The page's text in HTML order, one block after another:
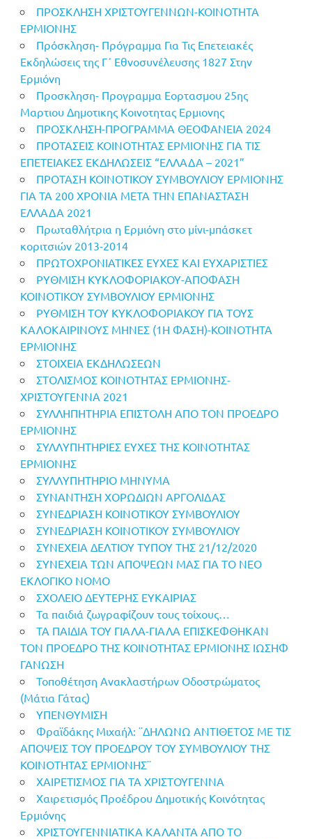
ΠΡΟΣΚΛΗΣΗ ΧΡΙΣΤΟΥΓΕΝΝΩΝ-ΚΟΙΝΟΤΗΤΑ
ΕΡΜΙΟΝΗΣ
Πρόσκληση- Πρόγραμμα Για Τις Επετειακές
Εκδηλώσεις της Γ΄ Εθνοσυνέλευσης 1827 Στην
Ερμιόνη
Προσκληση- Προγραμμα Εορτασμου 25ης
Μαρτιου Δημοτικης Κοινοτητας Ερμιονης
ΠΡΟΣΚΛΗΣΗ-ΠΡΟΓΡΑΜΜΑ ΘΕΟΦΑΝΕΙΑ 2024
ΠΡΟΤΑΣΕΙΣ ΚΟΙΝΟΤΗΤΑΣ ΕΡΜΙΟΝΗΣ ΓΙΑ ΤΙΣ
ΕΠΕΤΕΙΑΚΕΣ ΕΚΔΗΛΩΣΕΙΣ “ΕΛΛΑΔΑ – 2021”
ΠΡΟΤΑΣΗ ΚΟΙΝΟΤΙΚΟΥ ΣΥΜΒΟΥΛΙΟΥ ΕΡΜΙΟΝΗΣ
ΓΙΑ ΤΑ 200 ΧΡΟΝΙΑ ΜΕΤΑ ΤΗΝ ΕΠΑΝΑΣΤΑΣΗ
ΕΛΛΑΔΑ 2021
Πρωταθλήτρια η Ερμιόνη στο μίνι-μπάσκετ
κοριτσιών 2013-2014
ΠΡΩΤΟΧΡΟΝΙΑΤΙΚΕΣ ΕΥΧΕΣ ΚΑΙ ΕΥΧΑΡΙΣΤΙΕΣ
ΡΥΘΜΙΣΗ ΚΥΚΛΟΦΟΡΙΑΚΟΥ-ΑΠΟΦΑΣΗ
ΚΟΙΝΟΤΙΚΟΥ ΣΥΜΒΟΥΛΙΟΥ ΕΡΜΙΟΝΗΣ
ΡΥΘΜΙΣΗ ΤΟΥ ΚΥΚΛΟΦΟΡΙΑΚΟΥ ΓΙΑ ΤΟΥΣ
ΚΑΛΟΚΑΙΡΙΝΟΥΣ ΜΗΝΕΣ (1Η ΦΑΣΗ)-ΚΟΙΝΟΤΗΤΑ
ΕΡΜΙΟΝΗΣ
ΣΤΟΙΧΕΙΑ ΕΚΔΗΛΩΣΕΩΝ
ΣΤΟΛΙΣΜΟΣ ΚΟΙΝΟΤΗΤΑΣ ΕΡΜΙΟΝΗΣ-
ΧΡΙΣΤΟΥΓΕΝΝΑ 2021
ΣΥΛΛΗΠΗΤΗΡΙΑ ΕΠΙΣΤΟΛΗ ΑΠΟ ΤΟΝ ΠΡΟΕΔΡΟ
ΕΡΜΙΟΝΗΣ
ΣΥΛΛΥΠΗΤΗΡΙΕΣ ΕΥΧΕΣ ΤΗΣ ΚΟΙΝΟΤΗΤΑΣ
ΕΡΜΙΟΝΗΣ
ΣΥΛΛΥΠΗΤΗΡΙΟ ΜΗΝΥΜΑ
ΣΥΝΑΝΤΗΣΗ ΧΟΡΩΔΙΩΝ ΑΡΓΟΛΙΔΑΣ
ΣΥΝΕΔΡΙΑΣΗ ΚΟΙΝΟΤΙΚΟΥ ΣΥΜΒΟΥΛΙΟΥ
ΣΥΝΕΔΡΙΑΣΗ ΚΟΙΝΟΤΙΚΟΥ ΣΥΜΒΟΥΛΙΟΥ
ΣΥΝΕΧΕΙΑ ΔΕΛΤΙΟΥ ΤΥΠΟΥ ΤΗΣ 21/12/2020
ΣΥΝΕΧΕΙΑ ΤΩΝ ΑΠΟΨΕΩΝ ΜΑΣ ΓΙΑ ΤΟ ΝΕΟ
ΕΚΛΟΓΙΚΟ ΝΟΜΟ
ΣΧΟΛΕΙΟ ΔΕΥΤΕΡΗΣ ΕΥΚΑΙΡΙΑΣ
Τα παιδιά ζωγραφίζουν τους τοίχους…
ΤΑ ΠΑΙΔΙΑ ΤΟΥ ΓΙΑΛΑ-ΓΙΑΛΑ ΕΠΙΣΚΕΦΘΗΚΑΝ
ΤΟΝ ΠΡΟΕΔΡΟ ΤΗΣ ΚΟΙΝΟΤΗΤΑΣ ΕΡΜΙΟΝΗΣ ΙΩΣΗΦ
ΓΑΝΩΣΗ
Τοποθέτηση Ανακλαστήρων Οδοστρώματος
(Μάτια Γάτας)
ΥΠΕΝΘΥΜΙΣΗ
Φραϊδάκης Μιχαήλ: ¨ΔΗΛΩΝΩ ΑΝΤΙΘΕΤΟΣ ΜΕ ΤΙΣ
ΑΠΟΨΕΙΣ ΤΟΥ ΠΡΟΕΔΡΟΥ ΤΟΥ ΣΥΜΒΟΥΛΙΟΥ ΤΗΣ
ΚΟΙΝΟΤΗΤΑΣ ΕΡΜΙΟΝΗΣ¨
ΧΑΙΡΕΤΙΣΜΟΣ ΓΙΑ ΤΑ ΧΡΙΣΤΟΥΓΕΝΝΑ
Χαιρετισμός Προέδρου Δημοτικής Κοινότητας
Ερμιόνης
ΧΡΙΣΤΟΥΓΕΝΝΙΑΤΙΚΑ ΚΑΛΑΝΤΑ ΑΠΟ ΤΟ